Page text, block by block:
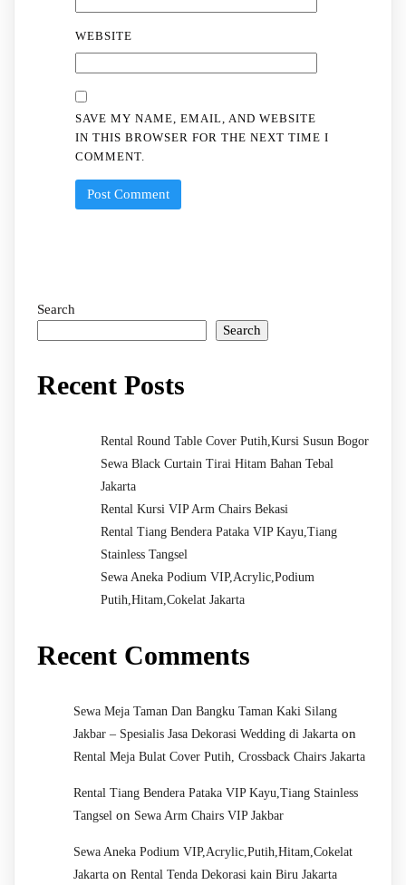
WEBSITE
SAVE MY NAME, EMAIL, AND WEBSITE
IN THIS BROWSER FOR THE NEXT TIME I
COMMENT.
Search
Search
Recent Posts
Rental Round Table Cover Putih,Kursi Susun Bogor
Sewa Black Curtain Tirai Hitam Bahan Tebal
Jakarta
Rental Kursi VIP Arm Chairs Bekasi
Rental Tiang Bendera Pataka VIP Kayu,Tiang
Stainless Tangsel
Sewa Aneka Podium VIP,Acrylic,Podium
Putih,Hitam,Cokelat Jakarta
Recent Comments
Sewa Meja Taman Dan Bangku Taman Kaki Silang
Jakbar – Spesialis Jasa Dekorasi Wedding di Jakarta on
Rental Meja Bulat Cover Putih, Crossback Chairs Jakarta
Rental Tiang Bendera Pataka VIP Kayu,Tiang Stainless
Tangsel on Sewa Arm Chairs VIP Jakbar
Sewa Aneka Podium VIP,Acrylic,Putih,Hitam,Cokelat
Jakarta on Rental Tenda Dekorasi kain Biru Jakarta